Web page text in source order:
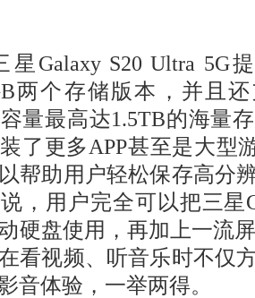
星Galaxy S20 Ultra 5G
两个存储版本，并且
量最高达1.5TB的海量
了更多APP甚至是大型
帮助用户轻松保存高分
，用户完全可以把三星
硬盘使用，再加上一流
看视频、听音乐时不仅
音体验，一举两得。